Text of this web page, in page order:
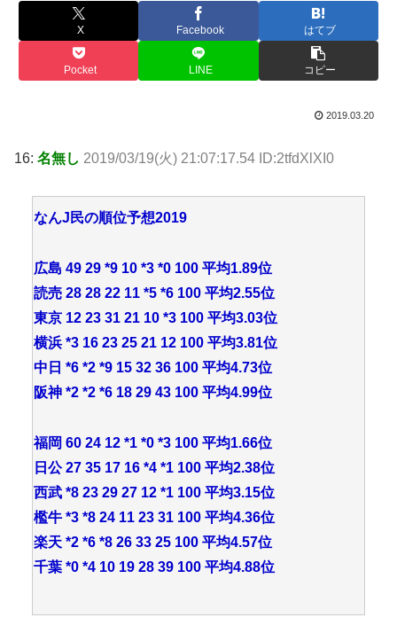
X Facebook はてブ
Pocket LINE コピー
2019.03.20
16: 名無し 2019/03/19(火) 21:07:17.54 ID:2tfdXlXI0
なんJ民の順位予想2019
広島 49 29 *9 10 *3 *0 100 平均1.89位
読売 28 28 22 11 *5 *6 100 平均2.55位
東京 12 23 31 21 10 *3 100 平均3.03位
横浜 *3 16 23 25 21 12 100 平均3.81位
中日 *6 *2 *9 15 32 36 100 平均4.73位
阪神 *2 *2 *6 18 29 43 100 平均4.99位
福岡 60 24 12 *1 *0 *3 100 平均1.66位
日公 27 35 17 16 *4 *1 100 平均2.38位
西武 *8 23 29 27 12 *1 100 平均3.15位
檻牛 *3 *8 24 11 23 31 100 平均4.36位
楽天 *2 *6 *8 26 33 25 100 平均4.57位
千葉 *0 *4 10 19 28 39 100 平均4.88位